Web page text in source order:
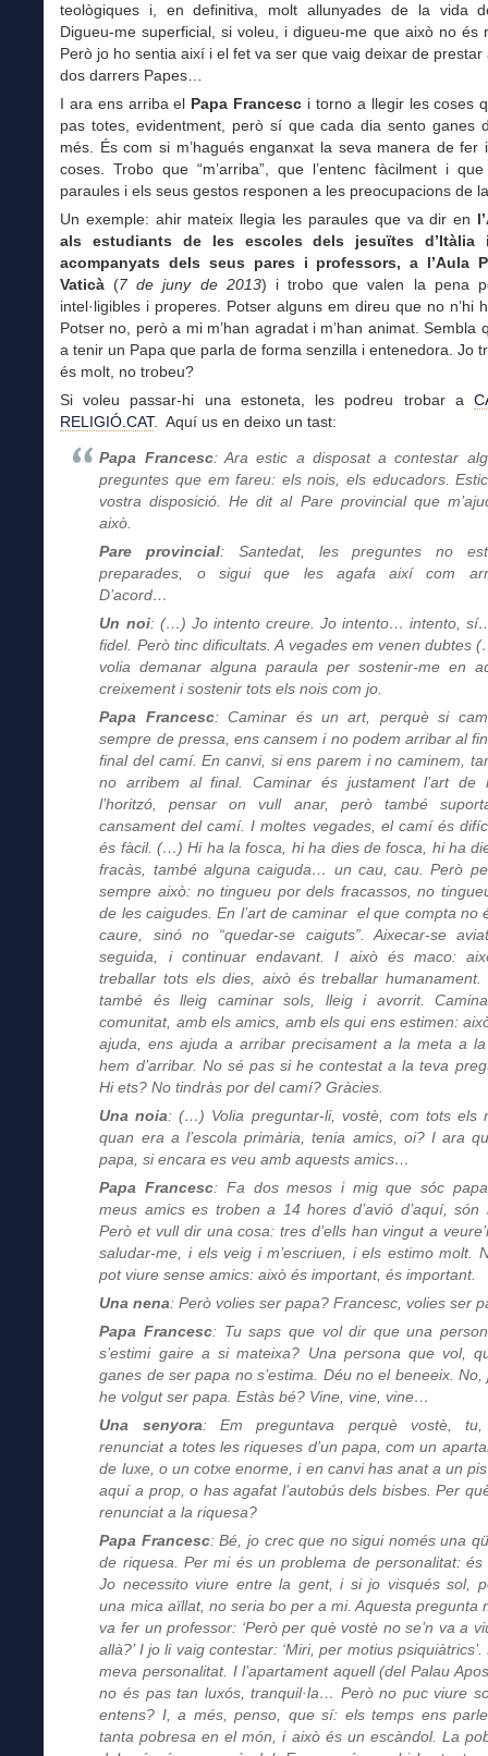
teològiques i, en definitiva, molt allunyades de la vida
Digueu-me superficial, si voleu, i digueu-me que això no és
Però jo ho sentia així i el fet va ser que vaig deixar de prestar
dos darrers Papes…
I ara ens arriba el Papa Francesc i torno a llegir les coses
pas totes, evidentment, però sí que cada dia sento ganes
més. És com si m’hagués enganxat la seva manera de fer
coses. Trobo que “m’arriba”, que l’entenc fàcilment i
paraules i els seus gestos responen a les preocupacions de
Un exemple: ahir mateix llegia les paraules que va dir en
als estudiants de les escoles dels jesuïtes d’Itàlia
acompanyats dels seus pares i professors, a l’Aula
Vaticà (7 de juny de 2013) i trobo que valen la pena
intel·ligibles i properes. Potser alguns em direu que no n’hi
Potser no, però a mi m’han agradat i m’han animat. Sembla
a tenir un Papa que parla de forma senzilla i entenedora. Jo
és molt, no trobeu?
Si voleu passar-hi una estoneta, les podreu trobar a
RELIGIÓ.CAT. Aquí us en deixo un tast:
Papa Francesc: Ara estic a disposat a contestar
preguntes que em fareu: els nois, els educadors.
vostra disposició. He dit al Pare provincial que
això.
Pare provincial: Santedat, les preguntes no
preparades, o sigui que les agafa així com
D’acord…
Un noi: (…) Jo intento creure. Jo intento… intento,
fidel. Però tinc dificultats. A vegades em venen dubtes
volia demanar alguna paraula per sostenir-me en
creixement i sostenir tots els nois com jo.
Papa Francesc: Caminar és un art, perquè si
sempre de pressa, ens cansem i no podem arribar al
final del camí. En canvi, si ens parem i no caminem,
no arribem al final. Caminar és justament l’art de
l’horitzó, pensar on vull anar, però també
cansament del camí. I moltes vegades, el camí és
és fàcil. (…) Hi ha la fosca, hi ha dies de fosca, hi ha
fracàs, també alguna caiguda… un cau, cau. Però
sempre això: no tingueu por dels fracassos, no
de les caigudes. En l’art de caminar el que compta no
caure, sinó no “quedar-se caiguts”. Aixecar-se
seguida, i continuar endavant. I això és maco:
treballar tots els dies, això és treballar humanament.
també és lleig caminar sols, lleig i avorrit.
comunitat, amb els amics, amb els qui ens estimen:
ajuda, ens ajuda a arribar precisament a la meta a
hem d’arribar. No sé pas si he contestat a la teva
Hi ets? No tindràs por del camí? Gràcies.
Una noia: (…) Volia preguntar-li, vostè, com tots els
quan era a l’escola primària, tenia amics, oi? I ara
papa, si encara es veu amb aquests amics…
Papa Francesc: Fa dos mesos i mig que sóc
meus amics es troben a 14 hores d’avió d’aquí, són
Però et vull dir una cosa: tres d’ells han vingut a
saludar-me, i els veig i m’escriuen, i els estimo molt.
pot viure sense amics: això és important, és important.
Una nena: Però volies ser papa? Francesc, volies ser
Papa Francesc: Tu saps que vol dir que una
s’estimi gaire a si mateixa? Una persona que vol,
ganes de ser papa no s’estima. Déu no el beneeix. No,
he volgut ser papa. Estàs bé? Vine, vine, vine…
Una senyora: Em preguntava perquè vostè,
renunciat a totes les riqueses d’un papa, com un
de luxe, o un cotxe enorme, i en canvi has anat a un
aquí a prop, o has agafat l’autobús dels bisbes. Per
renunciat a la riquesa?
Papa Francesc: Bé, jo crec que no sigui només una
de riquesa. Per mi és un problema de personalitat: és
Jo necessito viure entre la gent, i si jo visqués sol,
una mica aïllat, no seria bo per a mi. Aquesta pregunta
va fer un professor: ‘Però per què vostè no se’n va a
allà?’ I jo li vaig contestar: ‘Miri, per motius psiquiàtrics’.
meva personalitat. I l’apartament aquell (del Palau
no és pas tan luxós, tranquil·la… Però no puc viure
entens? I, a més, penso, que sí: els temps ens
tanta pobresa en el món, i això és un escàndol. La